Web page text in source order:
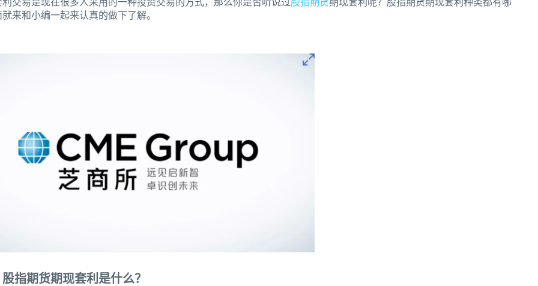
利交易是现在很多人采用的一种投资交易的方式，那么你是否听说过股指期货期现套利呢？股指期货期现套利种类都有哪
来和小编一起来认真的做下了解。
期货期现套利是什么？